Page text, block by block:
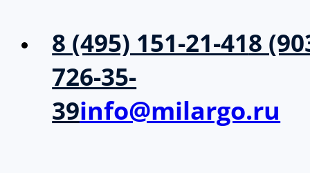
8 (495) 151-21-418
726-35-
39info@milargo.ru